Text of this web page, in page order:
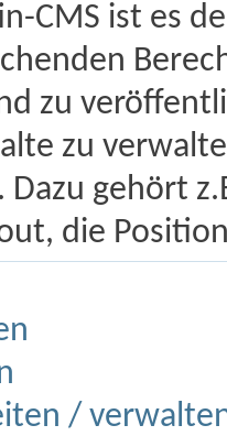
CMS ist es
zu
zu
Dazu gehört
die
/